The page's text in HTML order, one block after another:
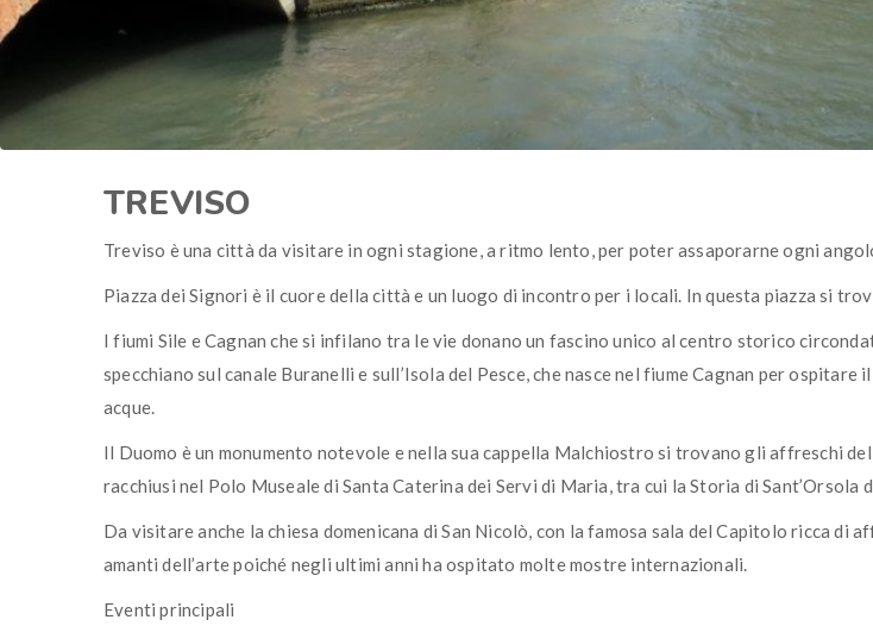
TREVISO
Treviso è una città da visitare in ogni stagione, a ritmo lento, per poter assaporarne ogni
Piazza dei Signori è il cuore della città e un luogo di incontro per i locali. In questa piazza si
I fiumi Sile e Cagnan che si infilano tra le vie donano un fascino unico al centro storico
specchiano sul canale Buranelli e sull’Isola del Pesce, che nasce nel fiume Cagnan per
acque.
Il Duomo è un monumento notevole e nella sua cappella Malchiostro si trovano gli affreschi
racchiusi nel Polo Museale di Santa Caterina dei Servi di Maria, tra cui la Storia di Sant’Orsola
Da visitare anche la chiesa domenicana di San Nicolò, con la famosa sala del Capitolo ricca di
amanti dell’arte poiché negli ultimi anni ha ospitato molte mostre internazionali.
Eventi principali